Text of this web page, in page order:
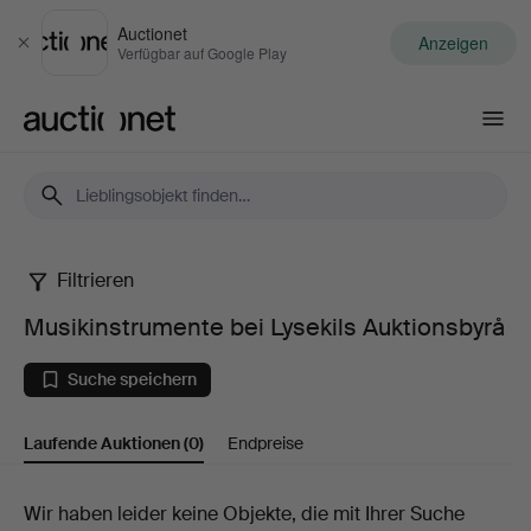
Schließen
Auctionet
Verfügbar auf Google Play Anzeigen
Musikinstrumente
bei
Lysekils
Auktionsbyrå
Filtrieren
Musikinstrumente bei Lysekils Auktionsbyrå
Suche speichern
Laufende Auktionen(0) Endpreise
Laufende
Wir haben leider keine Objekte, die mit Ihrer Suche